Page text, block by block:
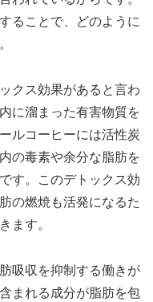
ることで、どのように
クス効果があると言わ
に溜まった有害物質を
ルコーヒーには活性炭
の毒素や余分な脂肪を
す。このデトックス効
の燃焼も活発になるた
ます。
吸収を抑制する働きが
まれる成分が脂肪を包